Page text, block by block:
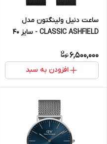
ساعت دنیل ولینگتون مدل
CLASSIC ASHFIELD - سایز 40
6,500,000
افزودن به سبد